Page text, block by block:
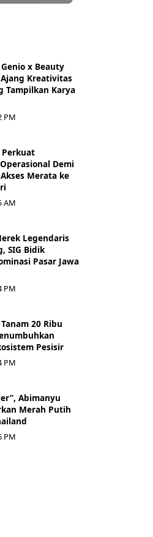
x Beauty
Kreativitas
Tampilkan Karya
PM
Perkuat
Demi
Merata ke
AM
Legendaris
SIG Bidik
Pasar Jawa
PM
20 Ribu
Pesisir
PM
Abimanyu
Merah Putih
PM